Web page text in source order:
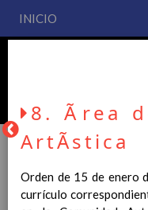
INICIO
CEIP
PLAN
8. Ãrea
ArtÃ­stica
Orden de 15 de enero
currículo